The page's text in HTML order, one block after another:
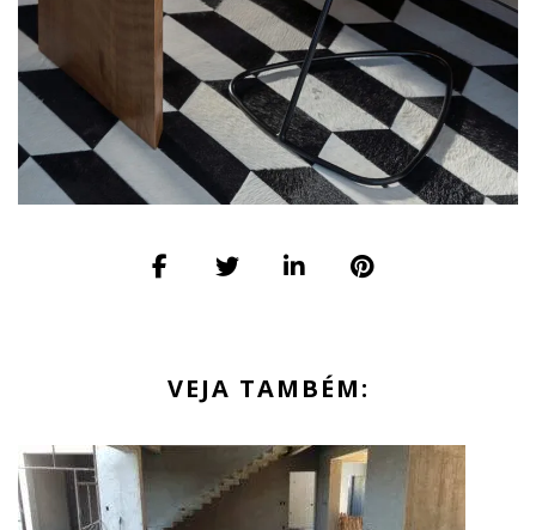
VEJA TAMBÉM: